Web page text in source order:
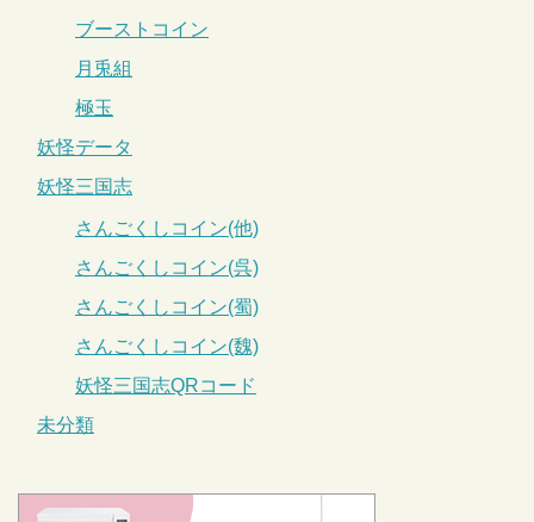
ブーストコイン
月兎組
極玉
妖怪データ
妖怪三国志
さんごくしコイン(他)
さんごくしコイン(呉)
さんごくしコイン(蜀)
さんごくしコイン(魏)
妖怪三国志QRコード
未分類